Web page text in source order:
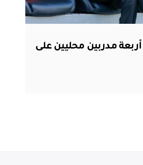
مدربين محليين على